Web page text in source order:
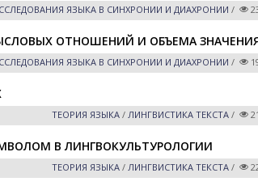
ЯЗЫКА В СИНХРОНИИ И ДИАХРОНИИ /
ОТНОШЕНИЙ И ОБЪЕМА
ЯЗЫКА В СИНХРОНИИ И ДИАХРОНИИ /
ТЕОРИЯ ЯЗЫКА /ЛИНГВИСТИКА ТЕКСТА /
В ЛИНГВОКУЛЬТУРОЛОГИИ
ТЕОРИЯ ЯЗЫКА /ЛИНГВИСТИКА ТЕКСТА /